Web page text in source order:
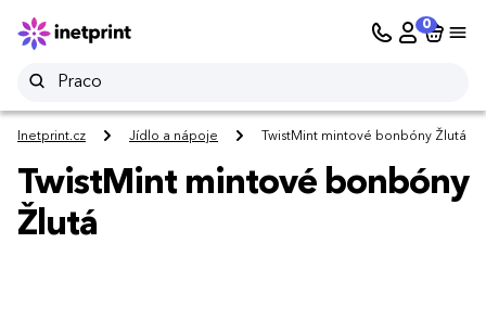
0
Inetprint.cz Jídlo a nápoje TwistMint mintové bonbóny Žlutá
TwistMint mintové bonbóny
Žlutá